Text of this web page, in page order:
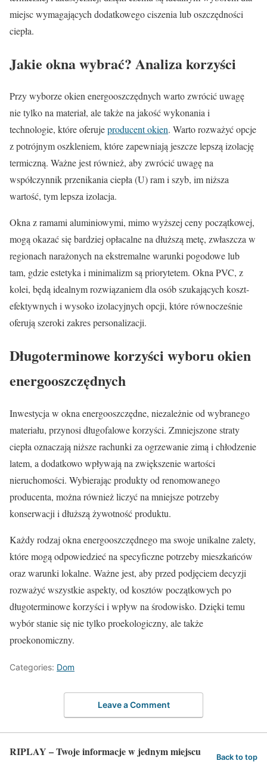
miejsc wymagających dodatkowego ciszenia lub oszczędności
ciepła.
Jakie okna wybrać? Analiza korzyści
Przy wyborze okien energooszczędnych warto zwrócić uwagę
nie tylko na materiał, ale także na jakość wykonania i
technologie, które oferujeproducent okien. Warto rozważyć opcje
z potrójnym oszkleniem, które zapewniają jeszcze lepszą izolację
termiczną. Ważne jest również, aby zwrócić uwagę na
współczynnik przenikania ciepła (U) ram i szyb, im niższa
wartość, tym lepsza izolacja.
Okna z ramami aluminiowymi, mimo wyższej ceny początkowej,
mogą okazać się bardziej opłacalne na dłuższą metę, zwłaszcza w
regionach narażonych na ekstremalne warunki pogodowe lub
tam, gdzie estetyka i minimalizm są priorytetem. Okna PVC, z
kolei, będą idealnym rozwiązaniem dla osób szukających koszt-
efektywnych i wysoko izolacyjnych opcji, które równocześnie
oferują szeroki zakres personalizacji.
Długoterminowe korzyści wyboru okien
energooszczędnych
Inwestycja w okna energooszczędne, niezależnie od wybranego
materiału, przynosi długofalowe korzyści. Zmniejszone straty
ciepła oznaczają niższe rachunki za ogrzewanie zimą i chłodzenie
latem, a dodatkowo wpływają na zwiększenie wartości
nieruchomości. Wybierając produkty od renomowanego
producenta, można również liczyć na mniejsze potrzeby
konserwacji i dłuższą żywotność produktu.
Każdy rodzaj okna energooszczędnego ma swoje unikalne zalety,
które mogą odpowiedzieć na specyficzne potrzeby mieszkańców
oraz warunki lokalne. Ważne jest, aby przed podjęciem decyzji
rozważyć wszystkie aspekty, od kosztów początkowych po
długoterminowe korzyści i wpływ na środowisko. Dzięki temu
wybór stanie się nie tylko proekologiczny, ale także
proekonomiczny.
Categories: Dom
Leave a Comment
RIPLAY – Twoje informacje w jednym miejscu Back to top